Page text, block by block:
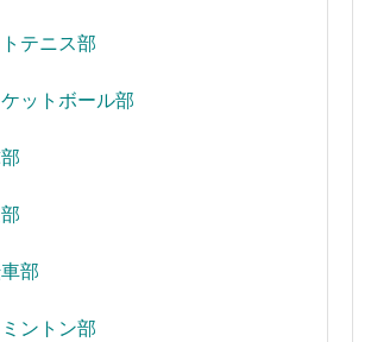
テニス部
ットボール部
部
ントン部